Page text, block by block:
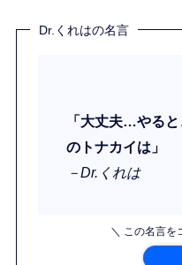
Dr.くれはの名言
「大丈夫…やる
のトナカイは」
－Dr.くれは
＼ この名言を